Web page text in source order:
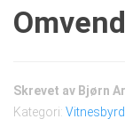
Skrevet av Bjørn
Kategori: Vitnesbyrd